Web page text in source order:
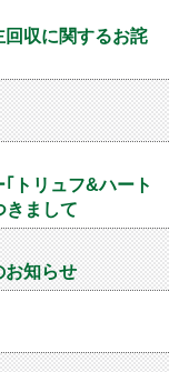
回収に関するお詫
｢トリュフ&ハート
きまして
お知らせ